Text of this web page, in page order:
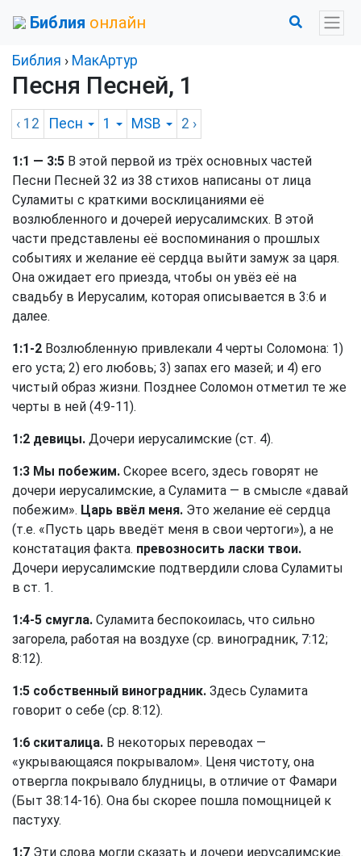
Библия онлайн
Библия › МакАртур
Песня Песней, 1
‹ 12 Песн 1 MSB 2 ›
1:1 — 3:5 В этой первой из трёх основных частей
Песни Песней 32 из 38 стихов написаны от лица
Суламиты с краткими восклицаниями её
возлюбленного и дочерей иерусалимских. В этой
части представлены её воспоминания о прошлых
событиях и желание её сердца выйти замуж за царя.
Она ожидает его приезда, чтобы он увёз её на
свадьбу в Иерусалим, которая описывается в 3:6 и
далее.
1:1-2 Возлюбленную привлекали 4 черты Соломона: 1)
его уста; 2) его любовь; 3) запах его мазей; и 4) его
чистый образ жизни. Позднее Соломон отметил те же
черты в ней (4:9-11).
1:2 девицы. Дочери иерусалимские (ст. 4).
1:3 Мы побежим. Скорее всего, здесь говорят не
дочери иерусалимские, а Суламита — в смысле «давай
побежим». Царь ввёл меня. Это желание её сердца
(т.е. «Пусть царь введёт меня в свои чертоги»), а не
констатация факта. превозносить ласки твои.
Дочери иерусалимские подтвердили слова Суламиты
в ст. 1.
1:4-5 смугла. Суламита беспокоилась, что сильно
загорела, работая на воздухе (ср. виноградник, 7:12;
8:12).
1:5 собственный виноградник. Здесь Суламита
говорит о себе (ср. 8:12).
1:6 скиталица. В некоторых переводах —
«укрывающаяся покрывалом». Ценя чистоту, она
отвергла покрывало блудницы, в отличие от Фамари
(Быт 38:14-16). Она бы скорее пошла помощницей к
пастуху.
1:7 Эти слова могли сказать и дочери иерусалимские.